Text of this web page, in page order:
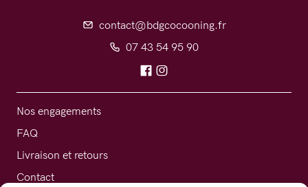
contact@bdgcocooning.fr
07 43 54 95 90
Nos engagements
FAQ
Livraison et retours
Contact